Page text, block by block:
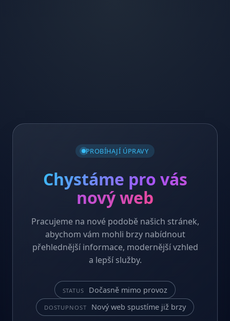
PROBÍHAJÍ ÚPRAVY
Chystáme pro vás
nový web
Pracujeme na nové podobě našich stránek,
abychom vám mohli brzy nabídnout
přehlednější informace, modernější vzhled
a lepší služby.
STATUS Dočasně mimo provoz
DOSTUPNOST Nový web spustíme již brzy